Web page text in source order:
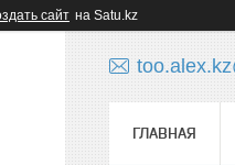
сайт на Satu.kz
ГЛАВНАЯ